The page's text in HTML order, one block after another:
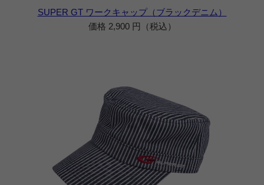
SUPER GT ワークキャップ（ブラックデニム）
価格 2,900 円（税込）